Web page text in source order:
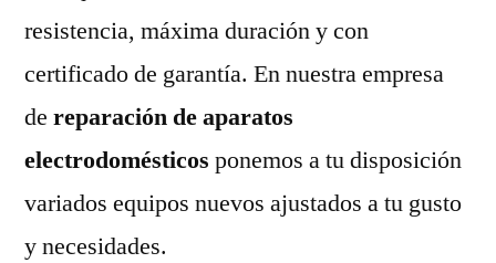
resistencia, máxima duración y con
certificado de garantía. En nuestra empresa
de reparación de aparatos
electrodomésticos ponemos a tu disposición
variados equipos nuevos ajustados a tu gusto
y necesidades.